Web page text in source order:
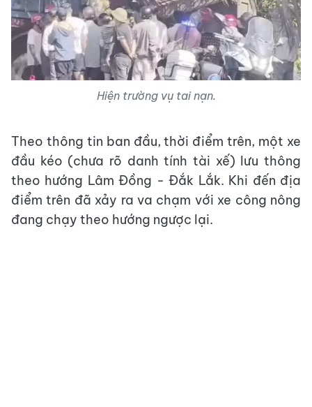
Hiện trường vụ tai nạn.
Theo thông tin ban đầu, thời điểm trên, một xe
đầu kéo (chưa rõ danh tính tài xế) lưu thông
theo hướng Lâm Đồng - Đắk Lắk. Khi đến địa
điểm trên đã xảy ra va chạm với xe công nông
đang chạy theo hướng ngược lại.